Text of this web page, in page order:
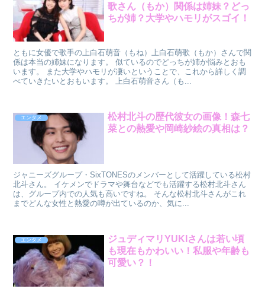
歌さん（もか）関係は姉妹？どっ
ちが姉？大学やハモリがスゴイ！
ともに女優で歌手の上白石萌音（もね）上白石萌歌（もか）さんで関
係は本当の姉妹になります。 似ているのでどっちが姉か悩みとおも
います。 また大学やハモリが凄いということで、これから詳しく調
べていきたいとおもいます。 上白石萌音さん（も...
エンタメ
松村北斗の歴代彼女の画像！森七
菜との熱愛や岡崎紗絵の真相は？
ジャニーズグループ・SixTONESのメンバーとして活躍している松村
北斗さん。 イケメンでドラマや舞台などでも活躍する松村北斗さん
は、グループ内での人気も高いですね。 そんな松村北斗さんがこれ
までどんな女性と熱愛の噂が出ているのか、気に...
エンタメ
ジュディマリYUKIさんは若い頃
も現在もかわいい！私服や年齢も
可愛い？！